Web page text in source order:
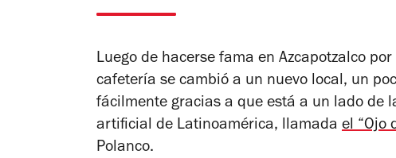
Luego de hacerse fama en Azcapotzalco
cafetería se cambió a un nuevo local, un
fácilmente gracias a que está a un lado de
artificial de Latinoamérica, llamada el “Ojo
Polanco.